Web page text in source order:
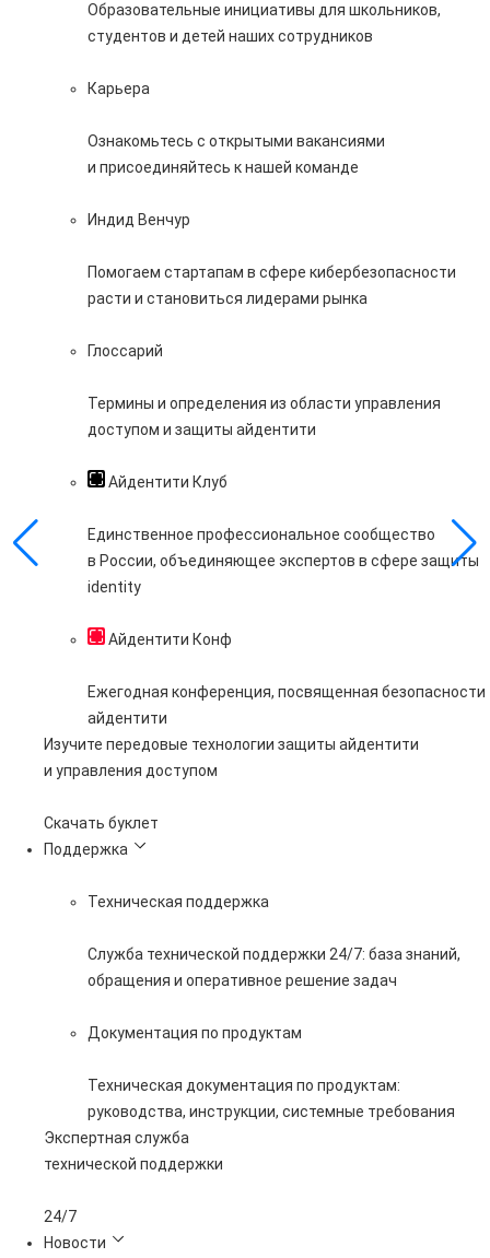
Образовательные инициативы для школьников,
студентов и детей наших сотрудников
Карьера
Ознакомьтесь с открытыми вакансиями
и присоединяйтесь к нашей команде
Индид Венчур
Помогаем стартапам в сфере кибербезопасности
расти и становиться лидерами рынка
Глоссарий
Термины и определения из области управления
доступом и защиты айдентити
Айдентити Клуб
Единственное профессиональное сообщество
в России, объединяющее экспертов в сфере защиты
identity
Айдентити Конф
Ежегодная конференция, посвященная безопасности
айдентити
Изучите передовые технологии защиты айдентити
и управления доступом
Скачать буклет
Поддержка
Техническая поддержка
Служба технической поддержки 24/7: база знаний,
обращения и оперативное решение задач
Документация по продуктам
Техническая документация по продуктам:
руководства, инструкции, системные требования
Экспертная служба
технической поддержки
24/7
Новости